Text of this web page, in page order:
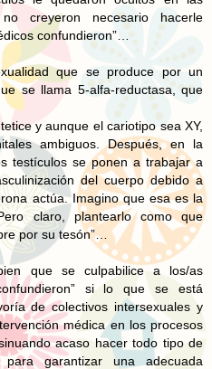
creyeron necesario hacerle
confundieron”…
que se produce por un
se llama 5-alfa-reductasa, que
y aunque el cariotipo sea XY,
ambiguos. Después, en la
testículos se ponen a trabajar a
del cuerpo debido a
actúa. Imagino que esa es la
claro, plantearlo como que
por su tesón”…
que se culpabilice a los/as
si lo que se está
de colectivos intersexuales y
médica en los procesos
acaso hacer todo tipo de
garantizar una adecuada